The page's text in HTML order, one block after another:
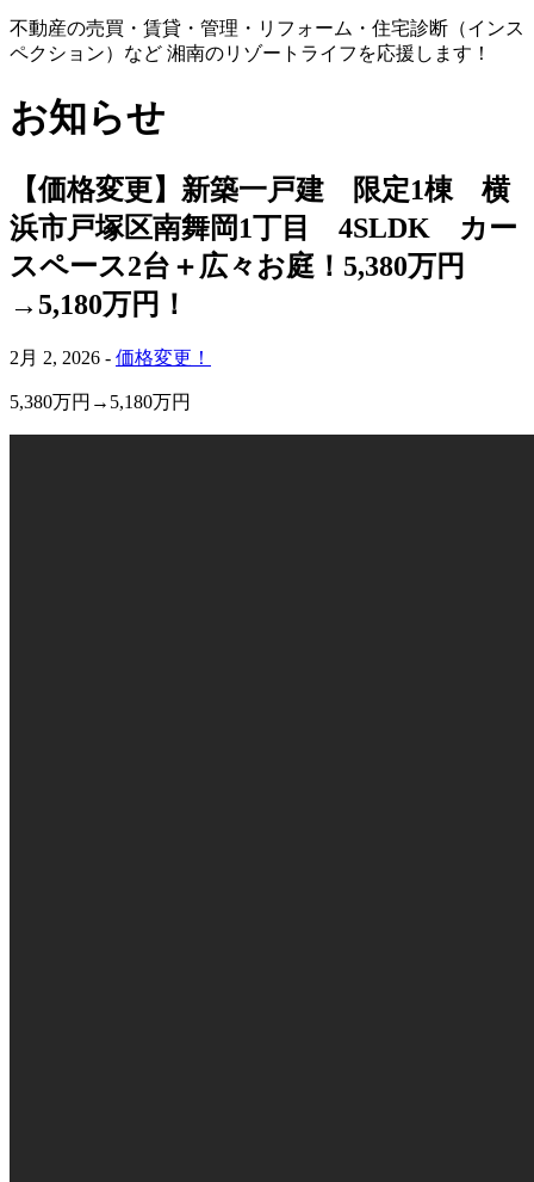
不動産の売買・賃貸・管理・リフォーム・住宅診断（インス
ペクション）など 湘南のリゾートライフを応援します！
お知らせ
【価格変更】新築一戸建 限定1棟 横
浜市戸塚区南舞岡1丁目 4SLDK カー
スペース2台＋広々お庭！5,380万円
→5,180万円！
2月 2, 2026 - 価格変更！
5,380万円→5,180万円